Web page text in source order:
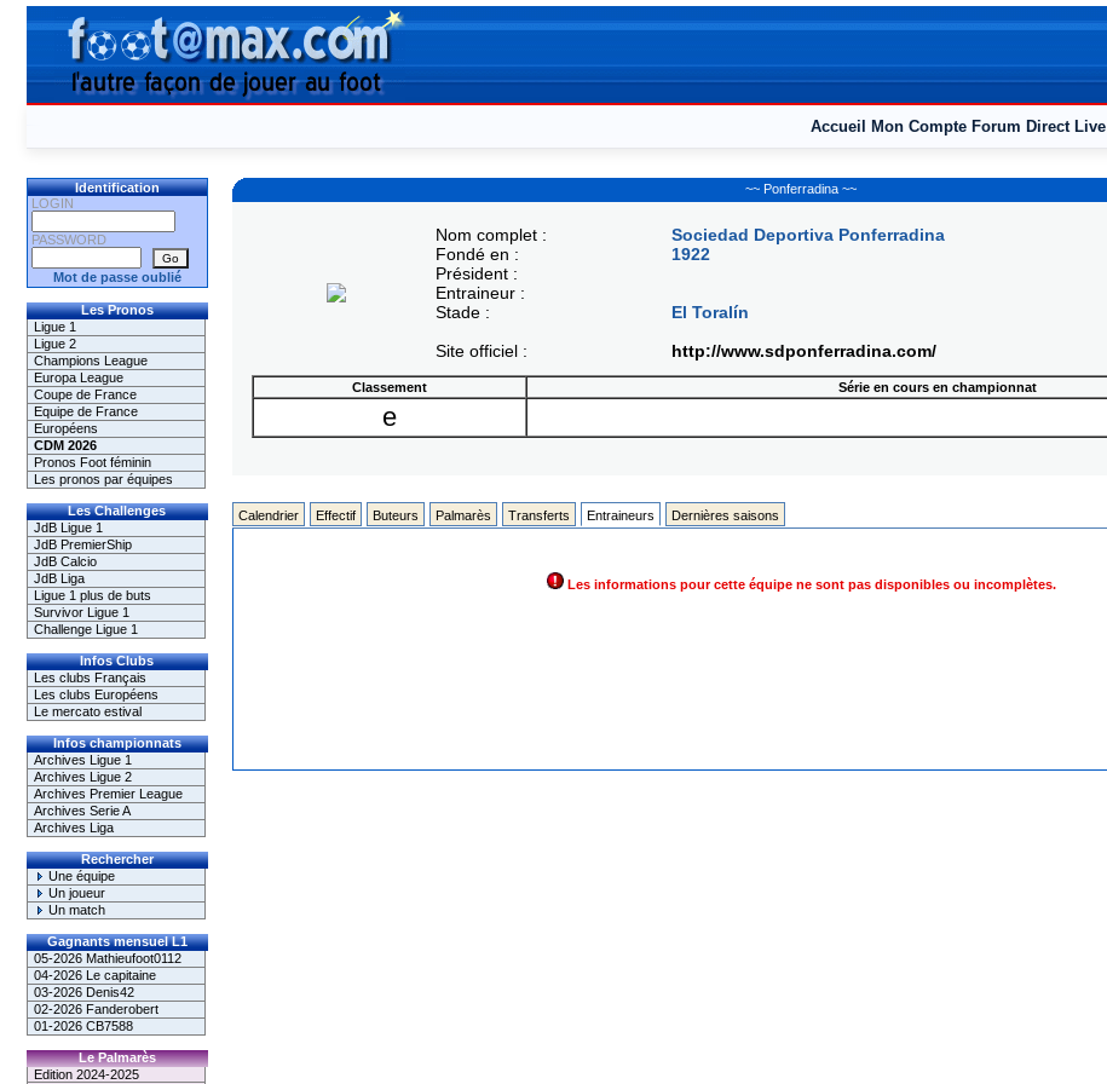
Accueil Mon Compte Forum Direct Live
Identification
LOGIN
PASSWORD
Mot de passe oublié
Les Pronos
Ligue 1
Ligue 2
Champions League
Europa League
Coupe de France
Equipe de France
Européens
CDM 2026
Pronos Foot féminin
Les pronos par équipes
Les Challenges
JdB Ligue 1
JdB PremierShip
JdB Calcio
JdB Liga
Ligue 1 plus de buts
Survivor Ligue 1
Challenge Ligue 1
Infos Clubs
Les clubs Français
Les clubs Européens
Le mercato estival
Infos championnats
Archives Ligue 1
Archives Ligue 2
Archives Premier League
Archives Serie A
Archives Liga
Rechercher
Une équipe
Un joueur
Un match
Gagnants mensuel L1
05-2026 Mathieufoot0112
04-2026 Le capitaine
03-2026 Denis42
02-2026 Fanderobert
01-2026 CB7588
Le Palmarès
Edition 2024-2025
~~ Ponferradina ~~
Nom complet :
Fondé en :
Président :
Entraineur :
Stade :
Site officiel :
Sociedad Deportiva Ponferradina
1922
El Toralín
http://www.sdponferradina.com/
Classement Série en cours en championnat
e
Calendrier Effectif Buteurs Palmarès Transferts Entraineurs Dernières saisons
Les informations pour cette équipe ne sont pas disponibles ou incomplètes.